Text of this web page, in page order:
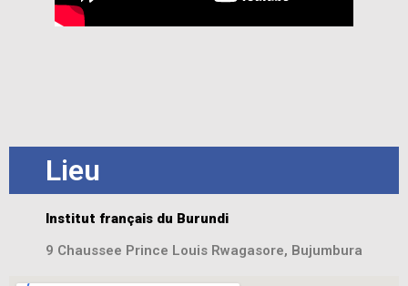
Lieu
Institut français du Burundi
9 Chaussee Prince Louis Rwagasore, Bujumbura